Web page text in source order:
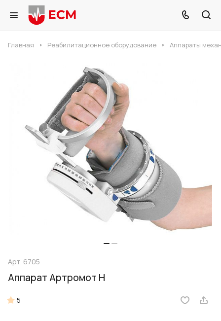
Главная Реабилитационное оборудование Аппараты
Арт. 6705
Аппарат Артромот H
5